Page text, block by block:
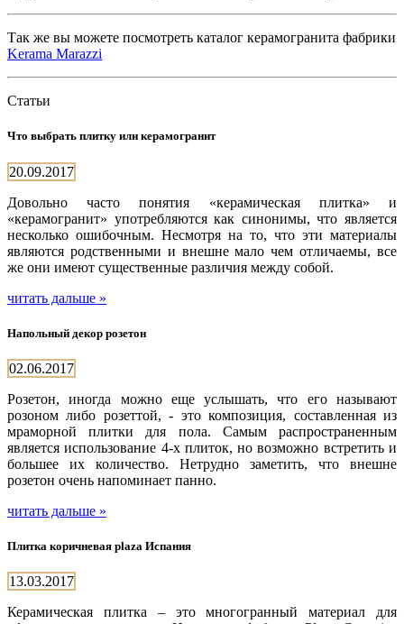
Так же вы можете посмотреть каталог керамогранита фабрики
Kerama Marazzi
Статьи
Что выбрать плитку или керамогранит
20.09.2017
Довольно часто понятия «керамическая плитка» и
«керамогранит» употребляются как синонимы, что является
несколько ошибочным. Несмотря на то, что эти материалы
являются родственными и внешне мало чем отличаемы, все
же они имеют существенные различия между собой.
читать дальше »
Напольный декор розетон
02.06.2017
Розетон, иногда можно еще услышать, что его называют
розоном либо розеттой, - это композиция, составленная из
мраморной плитки для пола. Самым распространенным
является использование 4-х плиток, но возможно встретить и
большее их количество. Нетрудно заметить, что внешне
розетон очень напоминает панно.
читать дальше »
Плитка коричневая plaza Испания
13.03.2017
Керамическая плитка – это многогранный материал для